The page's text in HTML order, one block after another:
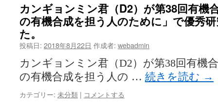
カンギョンミン君（D2）が第38回有機
の有機合成を担う人のために」で優秀
た。
投稿日: 2018年8月22日 作成者: webadmin
カンギョンミン君（D2）が第38回有機
の有機合成を担う人の … 続きを読む →
カテゴリー: 未分類 | コメントする